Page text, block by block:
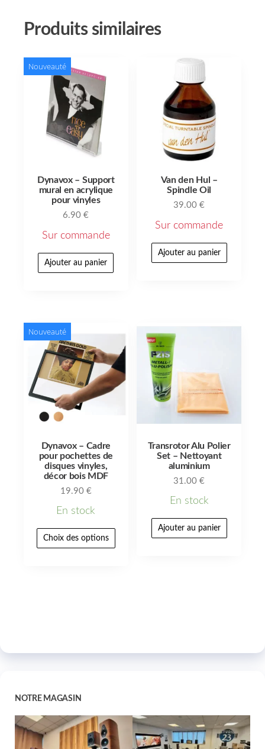
Produits similaires
Nouveauté
Dynavox – Support
mural en acrylique
pour vinyles
6.90€
Sur commande
Ajouter au panier
Van den Hul –
Spindle Oil
39.00€
Sur commande
Ajouter au panier
Nouveauté
Dynavox – Cadre
pour pochettes de
disques vinyles,
décor bois MDF
19.90 €
En stock
Choix des options
Transrotor Alu Polier
Set – Nettoyant
aluminium
31.00€
En stock
Ajouter au panier
NOTRE MAGASIN